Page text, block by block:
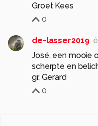
Groet Kees
0
de-lasser2019
José, een mooie
scherpte en
gr, Gerard
0